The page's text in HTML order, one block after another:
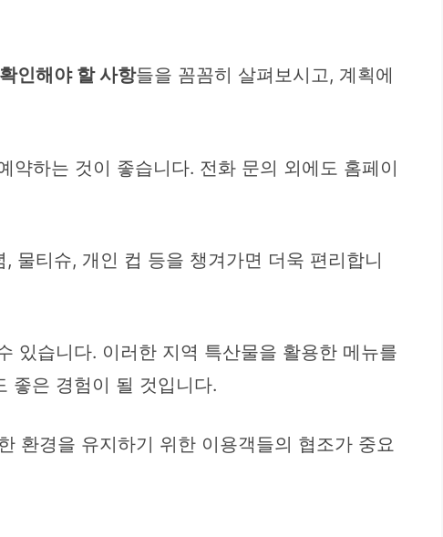
인해야 할 사항들을 꼼꼼히 살펴보시고, 계획에
하는 것이 좋습니다. 전화 문의 외에도 홈페이
물티슈, 개인 컵 등을 챙겨가면 더욱 편리합니
있습니다. 이러한 지역 특산물을 활용한 메뉴를
좋은 경험이 될 것입니다.
환경을 유지하기 위한 이용객들의 협조가 중요